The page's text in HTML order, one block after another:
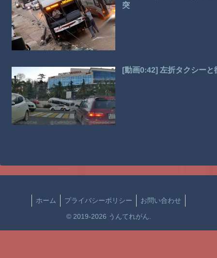
突
[動画0:42] 左折タクシー
ホーム プライバシーポリシー お問い合わせ
© 2019-2026 うんてれがん.